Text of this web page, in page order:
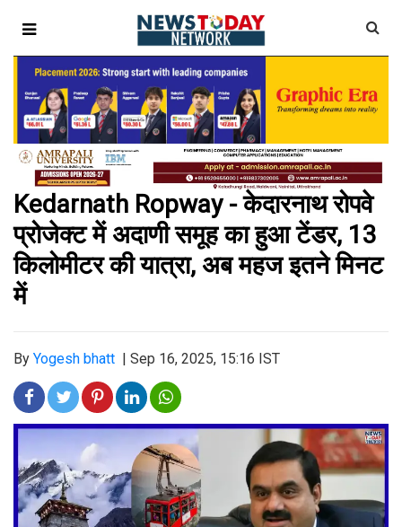
Kedarnath Ropway - केदारनाथ रोपवे
प्रोजेक्ट में अदाणी समूह का हुआ टेंडर, 13
किलोमीटर की यात्रा, अब महज इतने मिनट
में
By Yogesh bhatt Sep 16, 2025, 15:16 IST